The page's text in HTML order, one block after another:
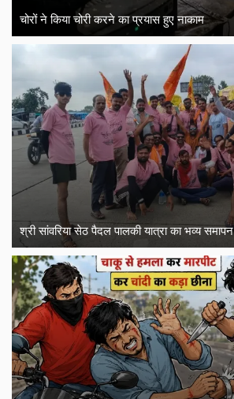
चोरों ने किया चोरी करने का प्रयास हुए नाकाम
श्री सांवरिया सेठ पैदल पालकी यात्रा का भव्य समापन